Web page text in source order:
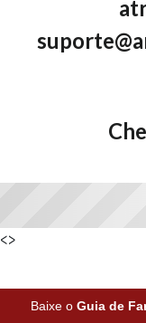
<>
Baixe o Guia de